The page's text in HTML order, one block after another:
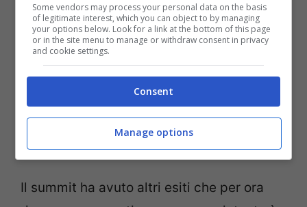
Il summit ha avuto altri esiti che per ora
Some vendors may process your personal data on the basis
of legitimate interest, which you can object to by managing
your options below. Look for a link at the bottom of this page
or in the site menu to manage or withdraw consent in privacy
and cookie settings.
Consent
Manage options